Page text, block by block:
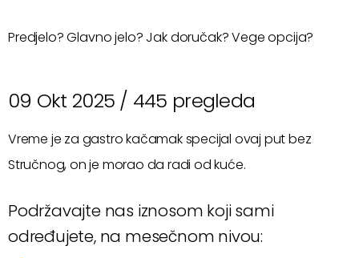
Predjelo? Glavno jelo? Jak doručak? Vege opcija?
09 Okt 2025 / 445 pregleda
Vreme je za gastro kačamak specijal ovaj put bez
Stručnog, on je morao da radi od kuće.
Podržavajte nas iznosom koji sami
određujete, na mesečnom nivou: